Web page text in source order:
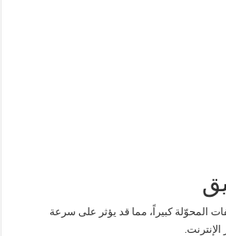
المحوّلة كبيراً، مما قد يؤثر على سرعة